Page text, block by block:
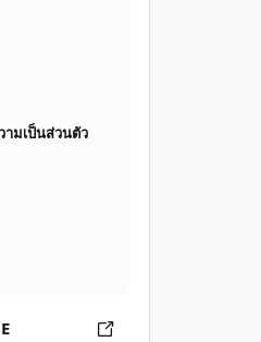
มเป็นส่วนตัว